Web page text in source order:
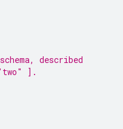
described
].